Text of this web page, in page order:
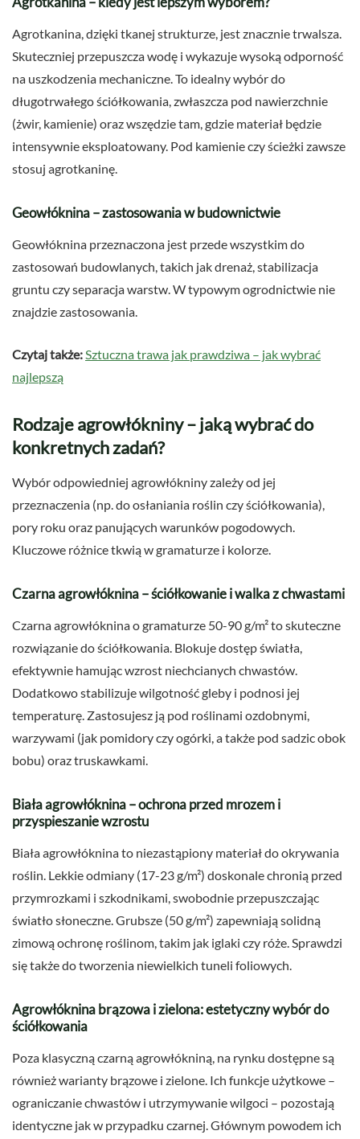
Agrotkanina, dzięki tkanej strukturze, jest znacznie trwalsza.
Skuteczniej przepuszcza wodę i wykazuje wysoką odporność
na uszkodzenia mechaniczne. To idealny wybór do
długotrwałego ściółkowania, zwłaszcza pod nawierzchnie
(żwir, kamienie) oraz wszędzie tam, gdzie materiał będzie
intensywnie eksploatowany. Pod kamienie czy ścieżki zawsze
stosuj agrotkaninę.
Geowłóknina – zastosowania w budownictwie
Geowłóknina przeznaczona jest przede wszystkim do
zastosowań budowlanych, takich jak drenaż, stabilizacja
gruntu czy separacja warstw. W typowym ogrodnictwie nie
znajdzie zastosowania.
Czytaj także:Sztuczna trawa jak prawdziwa – jak wybrać
najlepszą
Rodzaje agrowłókniny – jaką wybrać do
konkretnych zadań?
Wybór odpowiedniej agrowłókniny zależy od jej
przeznaczenia (np. do osłaniania roślin czy ściółkowania),
pory roku oraz panujących warunków pogodowych.
Kluczowe różnice tkwią w gramaturze i kolorze.
Czarna agrowłóknina – ściółkowanie i walka z chwastami
Czarna agrowłóknina o gramaturze 50-90 g/m² to skuteczne
rozwiązanie do ściółkowania. Blokuje dostęp światła,
efektywnie hamując wzrost niechcianych chwastów.
Dodatkowo stabilizuje wilgotność gleby i podnosi jej
temperaturę. Zastosujesz ją pod roślinami ozdobnymi,
warzywami (jak pomidory czy ogórki, a także pod sadzic obok
bobu) oraz truskawkami.
Biała agrowłóknina – ochrona przed mrozem i
przyspieszanie wzrostu
Biała agrowłóknina to niezastąpiony materiał do okrywania
roślin. Lekkie odmiany (17-23 g/m²) doskonale chronią przed
przymrozkami i szkodnikami, swobodnie przepuszczając
światło słoneczne. Grubsze (50 g/m²) zapewniają solidną
zimową ochronę roślinom, takim jak iglaki czy róże. Sprawdzi
się także do tworzenia niewielkich tuneli foliowych.
Agrowłóknina brązowa i zielona: estetyczny wybór do
ściółkowania
Poza klasyczną czarną agrowłókniną, na rynku dostępne są
również warianty brązowe i zielone. Ich funkcje użytkowe –
ograniczanie chwastów i utrzymywanie wilgoci – pozostają
identyczne jak w przypadku czarnej. Głównym powodem ich